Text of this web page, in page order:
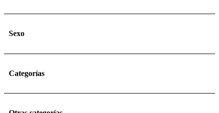
Sexo
Categorías